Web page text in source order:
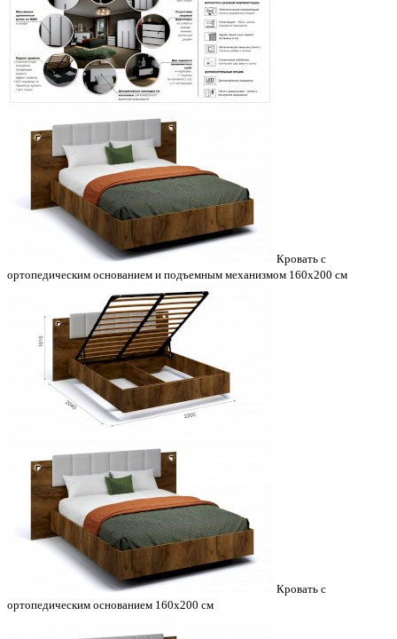
Кровать с
ортопедическим основанием и подъемным механизмом 160х200 см
Кровать с
ортопедическим основанием 160х200 см